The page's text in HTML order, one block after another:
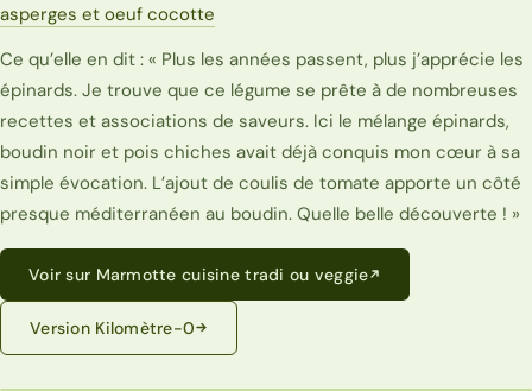
asperges et oeuf cocotte
Ce qu’elle en dit : « Plus les années passent, plus j’apprécie les
épinards. Je trouve que ce légume se prête à de nombreuses
recettes et associations de saveurs. Ici le mélange épinards,
boudin noir et pois chiches avait déjà conquis mon cœur à sa
simple évocation. L’ajout de coulis de tomate apporte un côté
presque méditerranéen au boudin. Quelle belle découverte ! »
Voir sur Marmotte cuisine tradi ou veggie
Version Kilomètre-0